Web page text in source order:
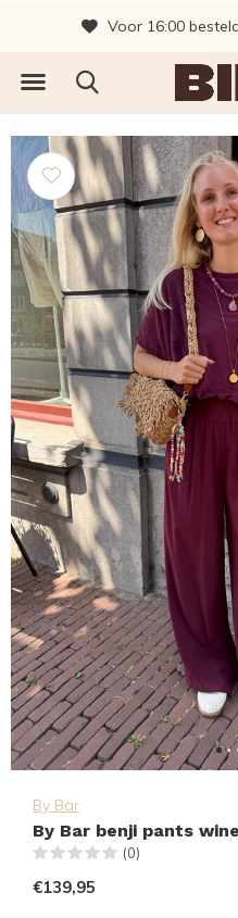
Voor 16:00
By Bar
By Bar benji pants wine
(0)
€139,95